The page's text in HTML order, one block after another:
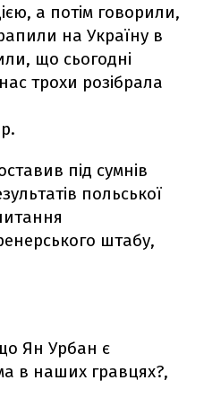
а потім говорили,
на Україну в
що сьогодні
трохи розібрала
під сумнів
польської
штабу,
Ян Урбан є
в наших гравцях?,